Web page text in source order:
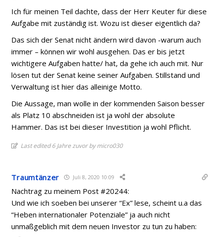
Ich für meinen Teil dachte, dass der Herr Keuter für diese
Aufgabe mit zuständig ist. Wozu ist dieser eigentlich da?
Das sich der Senat nicht ändern wird davon -warum auch
immer – können wir wohl ausgehen. Das er bis jetzt
wichtigere Aufgaben hatte/ hat, da gehe ich auch mit. Nur
lösen tut der Senat keine seiner Aufgaben. Stillstand und
Verwaltung ist hier das alleinige Motto.
Die Aussage, man wolle in der kommenden Saison besser
als Platz 10 abschneiden ist ja wohl der absolute
Hammer. Das ist bei dieser Investition ja wohl Pflicht.
Last edited 6 Jahre zuvor by micro030
Traumtänzer Juli 8, 2020 10:09
Nachtrag zu meinem Post #20244:
Und wie ich soeben bei unserer “Ex” lese, scheint u.a das
“Heben internationaler Potenziale” ja auch nicht
unmaßgeblich mit dem neuen Investor zu tun zu haben: